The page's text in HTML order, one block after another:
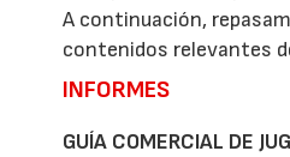
A continuación,
contenidos relevantes
INFORMES
GUÍA COMERCIAL DE